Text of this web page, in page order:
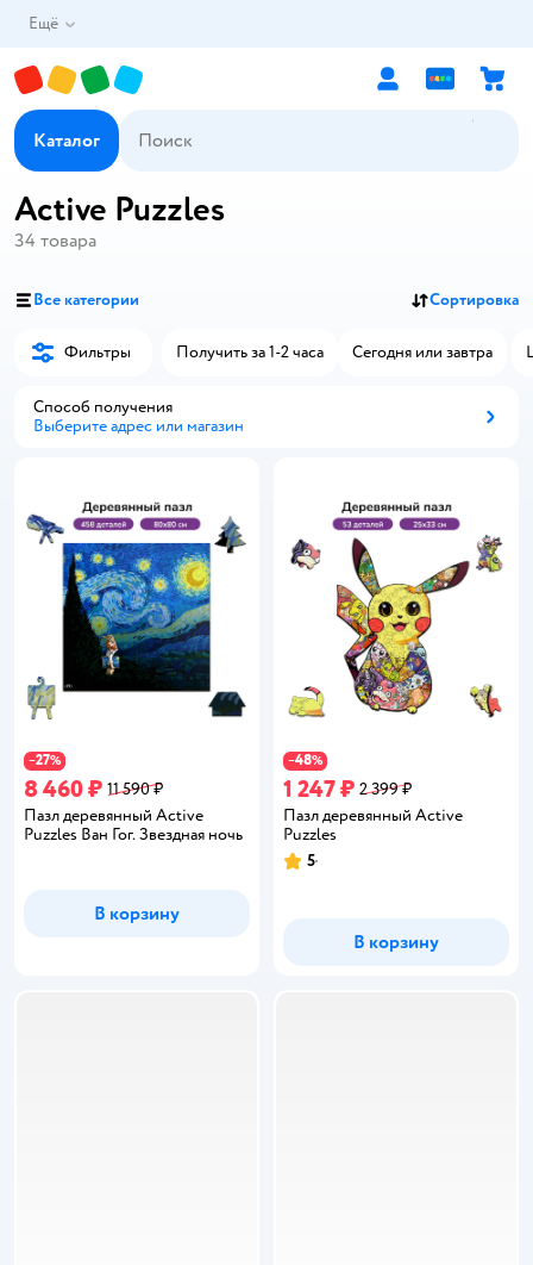
Ещё
Каталог
Active Puzzles
34 товара
Все категории Сортировка
Фильтры Получить за 1-2 часа Сегодня или завтра
Способ получения
Выберите адрес или магазин
−27%
8 460 ₽ 11 590 ₽
Пазл деревянный Active
Puzzles Ван Гог. Звездная ночь
В корзину
−48%
1 247 ₽ 2 399 ₽
Пазл деревянный Active
Puzzles
Рейтинг:
5
В корзину